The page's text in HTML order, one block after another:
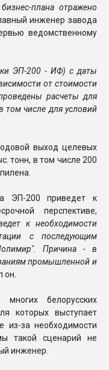
плана отражено
инженер завода
ведомственному
ЭП-200 - ИФ) с даты
от стоимости
расчеты для
том числе для условий
выход целевых
тонн, в том числе 200
ЭП-200 приведет к
перспективе,
к необходимости
с последующим
Причина - в
промышленной и
он.
белорусских
которых выступает
из-за необходимости
такой сценарий не
инженер.